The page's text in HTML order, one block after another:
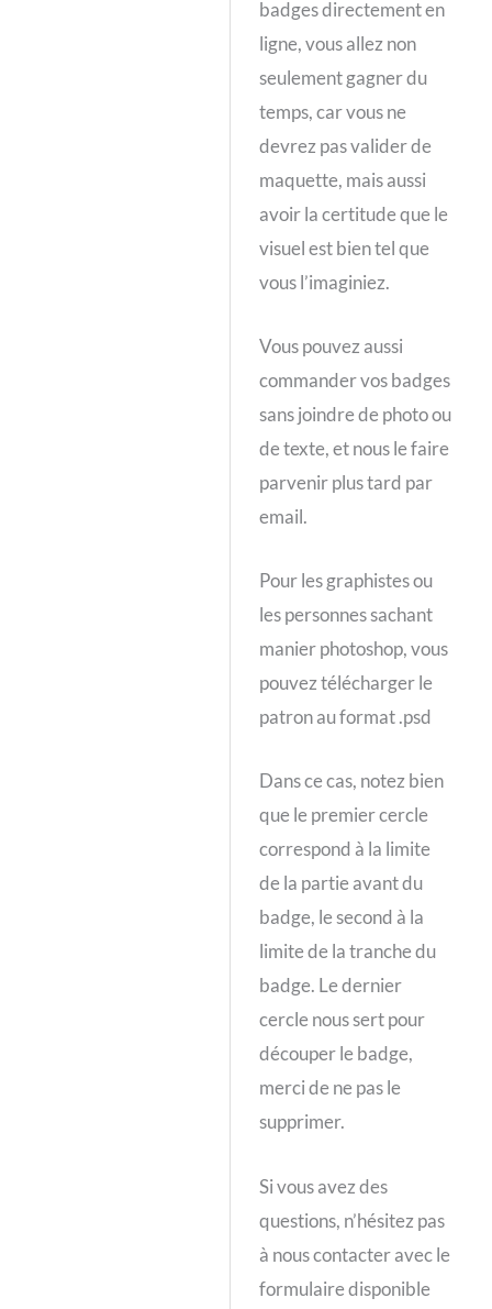
badges directement en
ligne, vous allez non
seulement gagner du
temps, car vous ne
devrez pas valider de
maquette, mais aussi
avoir la certitude que le
visuel est bien tel que
vous l’imaginiez.
Vous pouvez aussi
commander vos badges
sans joindre de photo ou
de texte, et nous le faire
parvenir plus tard par
email.
Pour les graphistes ou
les personnes sachant
manier photoshop, vous
pouvez télécharger le
patron au format .psd
Dans ce cas, notez bien
que le premier cercle
correspond à la limite
de la partie avant du
badge, le second à la
limite de la tranche du
badge. Le dernier
cercle nous sert pour
découper le badge,
merci de ne pas le
supprimer.
Si vous avez des
questions, n’hésitez pas
à nous contacter avec le
formulaire disponible